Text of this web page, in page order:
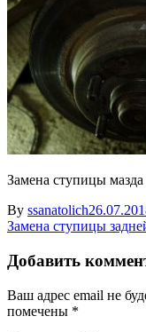
Замена ступицы мазда
By ssanatolich
Навигация
по
записям
Замена ступицы
Добавить
Ваш адрес email не
помечены *